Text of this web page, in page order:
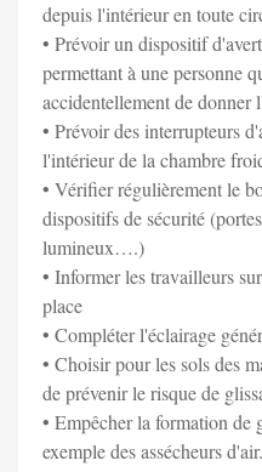
depuis l'intérieur en toute
• Prévoir un dispositif
permettant à une personne
accidentellement de donner
• Prévoir des interrupteurs
l'intérieur de la chambre
• Vérifier régulièrement le
dispositifs de sécurité
lumineux….)
• Informer les travailleurs
place
• Compléter l'éclairage
• Choisir pour les sols des
de prévenir le risque de
• Empêcher la formation de
exemple des assécheurs d'air.